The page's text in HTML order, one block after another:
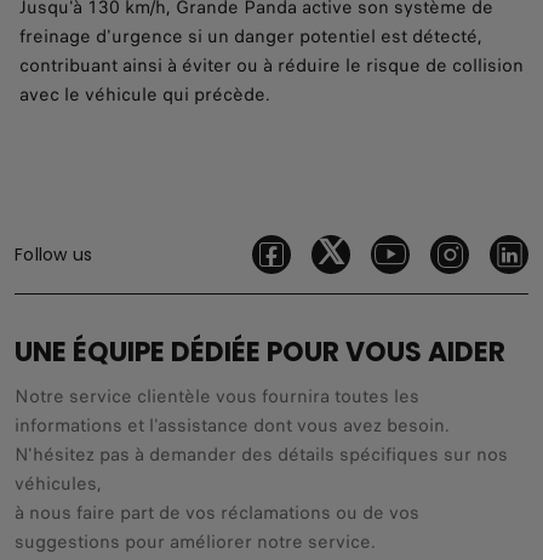
Jusqu'à 130 km/h, Grande Panda active son système de
freinage d'urgence si un danger potentiel est détecté,
contribuant ainsi à éviter ou à réduire le risque de collision
avec le véhicule qui précède.
Follow us
UNE ÉQUIPE DÉDIÉE POUR VOUS AIDER
Notre service clientèle vous fournira toutes les
informations et l'assistance dont vous avez besoin.
N'hésitez pas à demander des détails spécifiques sur nos
véhicules,
à nous faire part de vos réclamations ou de vos
suggestions pour améliorer notre service.